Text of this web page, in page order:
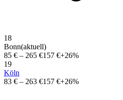
18
Bonn(aktuell)
85 € – 265 €157 €+26%
19
Köln
83 € – 263 €157 €+26%